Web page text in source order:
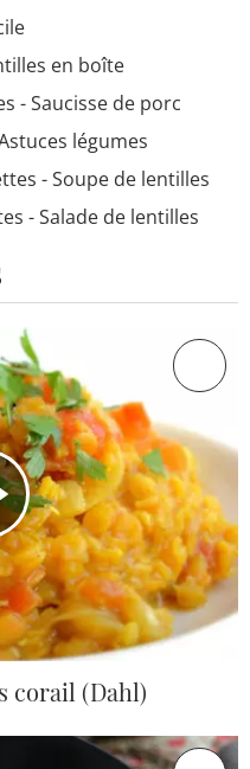
en boîte
- Saucisse de porc
légumes
- Soupe de lentilles
- Salade de lentilles
corail (Dahl)